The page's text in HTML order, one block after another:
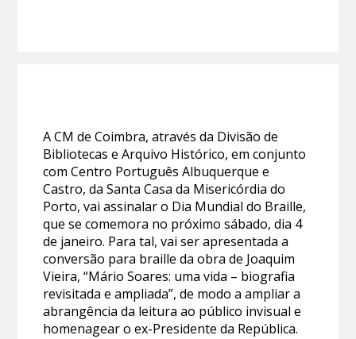
A CM de Coimbra, através da Divisão de
Bibliotecas e Arquivo Histórico, em conjunto
com Centro Português Albuquerque e
Castro, da Santa Casa da Misericórdia do
Porto, vai assinalar o Dia Mundial do Braille,
que se comemora no próximo sábado, dia 4
de janeiro. Para tal, vai ser apresentada a
conversão para braille da obra de Joaquim
Vieira, “Mário Soares: uma vida – biografia
revisitada e ampliada”, de modo a ampliar a
abrangência da leitura ao público invisual e
homenagear o ex-Presidente da República.